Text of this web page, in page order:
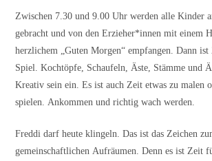
Zwischen 7.30 und 9.00 Uhr werden alle Kinder
gebracht und von den Erzieher*innen mit einem
herzlichem „Guten Morgen“ empfangen. Dann
Spiel. Kochtöpfe, Schaufeln, Äste, Stämme und
Kreativ sein ein. Es ist auch Zeit etwas zu malen
spielen. Ankommen und richtig wach werden.
Freddi darf heute klingeln. Das ist das Zeichen
gemeinschaftlichen Aufräumen. Denn es ist Zeit